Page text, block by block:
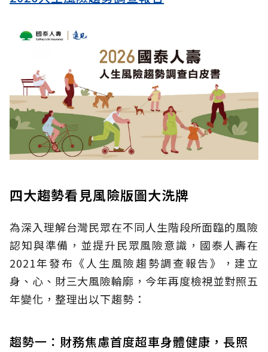
四大趨勢看見風險版圖大洗牌
為深入理解台灣民眾在不同人生階段所面臨的風險
認知與準備，並提升民眾風險意識，國泰人壽在
2021年發布《人生風險趨勢調查報告》，建立
身、心、財三大風險輪廓，今年再度檢視並對照五
年變化，整理出以下趨勢：
趨勢一：財務焦慮首度超車身體健康，長照